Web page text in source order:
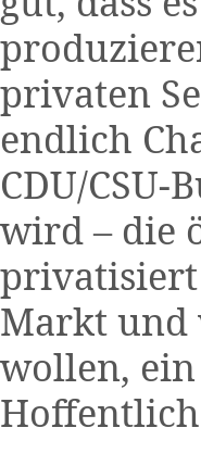
privaten
endlich
CDU/
wird – die
privatisiert
Markt und
wollen,